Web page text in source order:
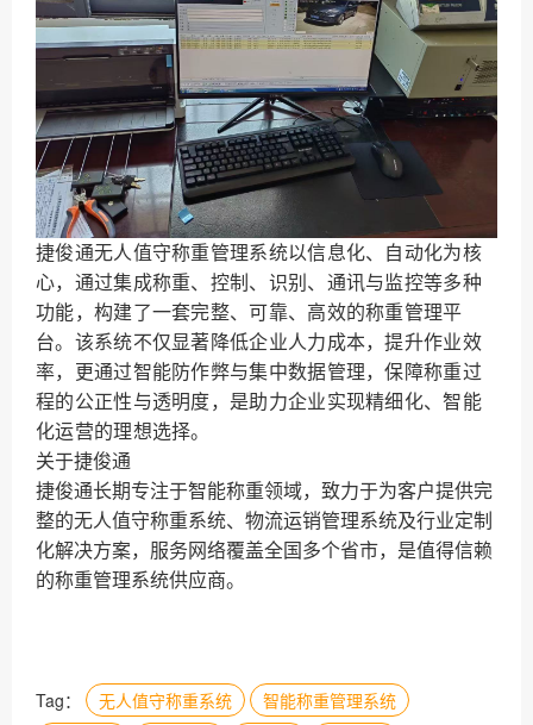
捷俊通无人值守称重管理系统以信息化、自动化为核
心，通过集成称重、控制、识别、通讯与监控等多种
功能，构建了一套完整、可靠、高效的称重管理平
台。该系统不仅显著降低企业人力成本，提升作业效
率，更通过智能防作弊与集中数据管理，保障称重过
程的公正性与透明度，是助力企业实现精细化、智能
化运营的理想选择。
关于捷俊通
捷俊通长期专注于智能称重领域，致力于为客户提供完
整的无人值守称重系统、物流运销管理系统及行业定制
化解决方案，服务网络覆盖全国多个省市，是值得信赖
的称重管理系统供应商。
Tag： 无人值守称重系统
智能称重管理系统